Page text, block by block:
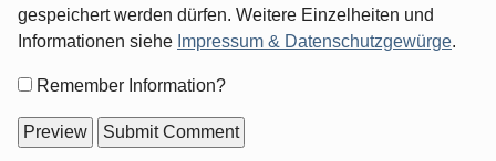
gespeichert werden dürfen. Weitere Einzelheiten und
Informationen siehe Impressum & Datenschutzgewürge.
FormRemember Information?